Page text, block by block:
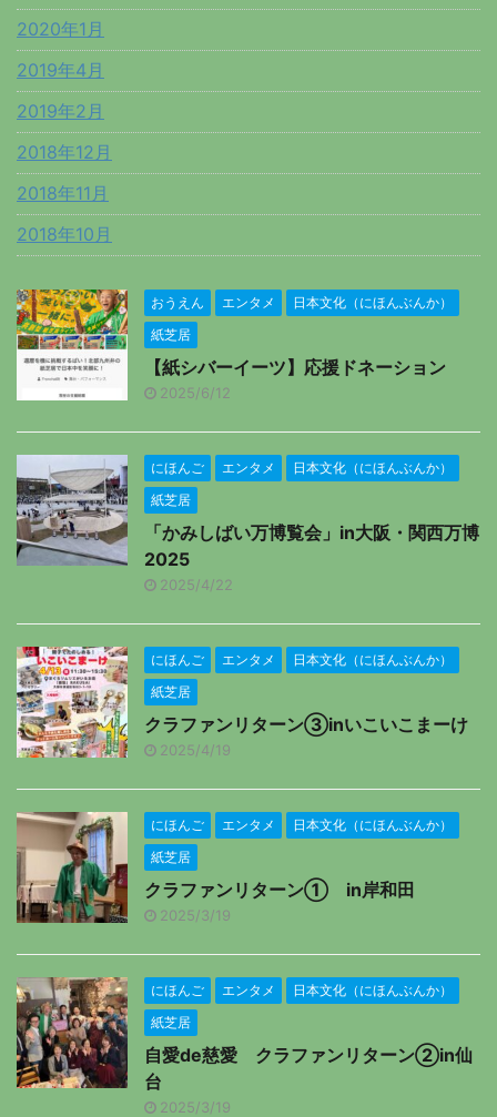
2020年1月
2019年4月
2019年2月
2018年12月
2018年11月
2018年10月
おうえん エンタメ
日本文化（にほんぶんか）
紙芝居
【紙シバーイーツ】応援ドネーション
2025/6/12
にほんご エンタメ
日本文化（にほんぶんか）
紙芝居
「かみしばい万博覧会」in大阪・関西万博
2025
2025/4/22
にほんご エンタメ
日本文化（にほんぶんか）
紙芝居
クラファンリターン③inいこいこまーけ
2025/4/19
にほんご エンタメ
日本文化（にほんぶんか）
紙芝居
クラファンリターン① in岸和田
2025/3/19
にほんご エンタメ
日本文化（にほんぶんか）
紙芝居
自愛de慈愛 クラファンリターン②in仙
台
2025/3/19